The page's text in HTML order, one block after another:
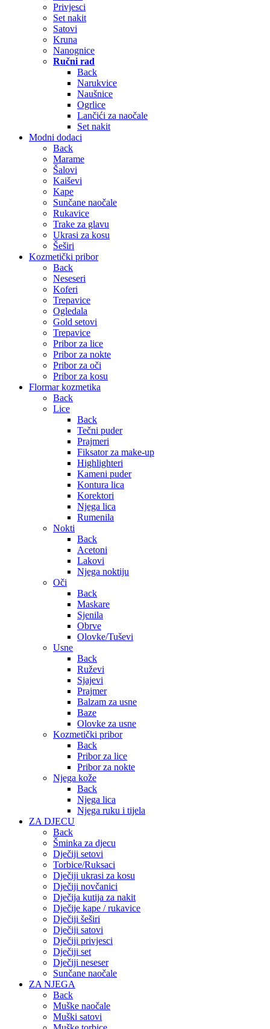
Privjesci
Set nakit
Satovi
Kruna
Nanognice
Ručni rad
Back
Narukvice
Naušnice
Ogrlice
Lančići za naočale
Set nakit
Modni dodaci
Back
Marame
Šalovi
Kaiševi
Kape
Sunčane naočale
Rukavice
Trake za glavu
Ukrasi za kosu
Šeširi
Kozmetički pribor
Back
Neseseri
Koferi
Trepavice
Ogledala
Gold setovi
Trepavice
Pribor za lice
Pribor za nokte
Pribor za oči
Pribor za kosu
Flormar kozmetika
Back
Lice
Back
Tečni puder
Prajmeri
Fiksator za make-up
Highlighteri
Kameni puder
Kontura lica
Korektori
Njega lica
Rumenila
Nokti
Back
Acetoni
Lakovi
Njega noktiju
Oči
Back
Maskare
Sjenila
Obrve
Olovke/Tuševi
Usne
Back
Ruževi
Sjajevi
Prajmer
Balzam za usne
Baze
Olovke za usne
Kozmetički pribor
Back
Pribor za lice
Pribor za nokte
Njega kože
Back
Njega lica
Njega ruku i tijela
ZA DJECU
Back
Šminka za djecu
Dječiji setovi
Torbice/Ruksaci
Dječiji ukrasi za kosu
Dječiji novčanici
Dječija kutija za nakit
Dječije kape / rukavice
Dječiji šeširi
Dječiji satovi
Dječiji privjesci
Dječiji set
Dječiji neseser
Sunčane naočale
ZA NJEGA
Back
Muške naočale
Muški satovi